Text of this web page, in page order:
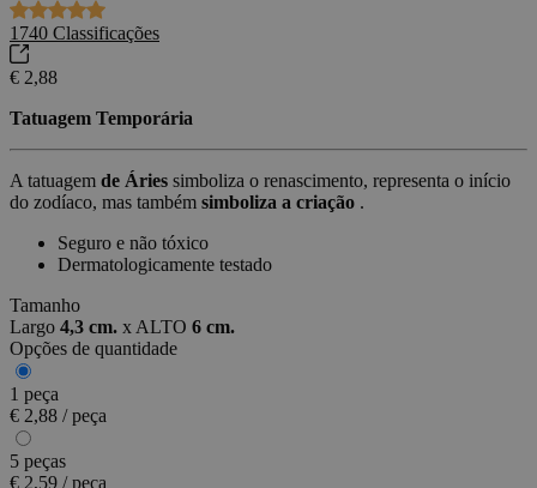
1740 Classificações
€ 2,88
Tatuagem Temporária
A tatuagem de Áries simboliza o renascimento, representa o início
do zodíaco, mas também simboliza a criação .
Seguro e não tóxico
Dermatologicamente testado
Tamanho
Largo 4,3 cm. x ALTO 6 cm.
Opções de quantidade
1 peça
€ 2,88 / peça
5 peças
€ 2,59 / peça